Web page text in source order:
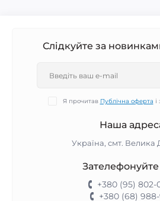
Слідкуйте за
Я прочитав Публічна оферта
Наша
Україна, смт. Велика
+380 (95) 802-
+380 (68) 988-